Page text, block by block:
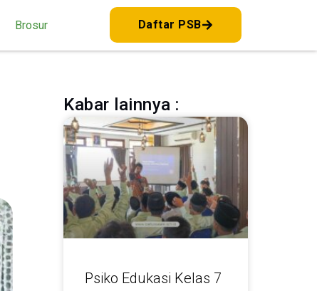
Brosur Daftar PSB
Kabar lainnya :
Psiko Edukasi Kelas 7